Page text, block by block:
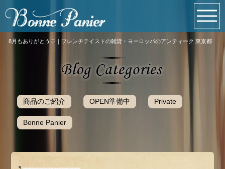
8月もありがとう♡｜フレンチテイストの雑貨・ヨーロッパのアンティーク 東京都
商品のご紹介 OPEN準備中 Private
Bonne Panier